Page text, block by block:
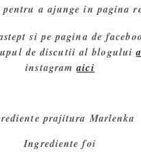
a ajunge in pagina
si pe pagina de
de discutii al blogului
instagramaici
prajitura Marlenka
Ingrediente foi